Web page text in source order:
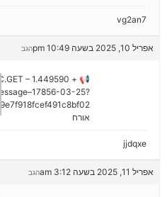
vg2an7
אפריל 10, 2025 בשעה 10:49 pm הגב
BTC.GET –
03-25?
📢
אורח
jjdqxe
אפריל 11, 2025 בשעה 3:12 am הגב